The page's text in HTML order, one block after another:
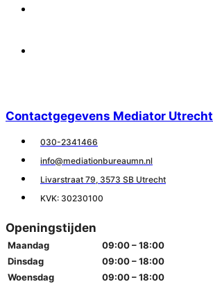
Contactgegevens Mediator Utrecht
030-2341466
info@mediationbureaumn.nl
Livarstraat 79, 3573 SB Utrecht
KVK: 30230100
Openingstijden
Maandag
09:00 – 18:00
Dinsdag
09:00 – 18:00
Woensdag
09:00 – 18:00